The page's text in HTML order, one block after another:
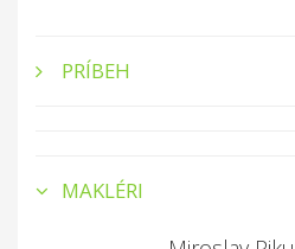
PRÍBEH
MAKLÉRI